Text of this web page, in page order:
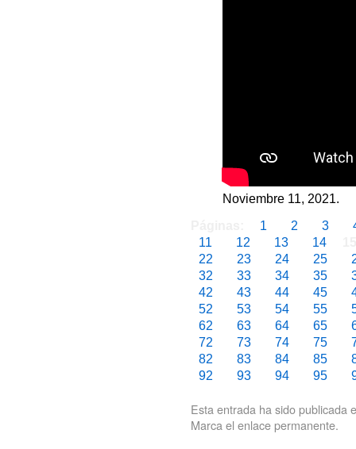
Noviembre 11, 2021.
1 2 3
11
12 13 14
22
23 24 25
32
33 34 35
42
43 44 45
52
53 54 55
62
63 64 65
72
73 74 75
82
83 84 85
92
93 94 95
Esta entrada ha sido publicada
Marca el enlace permanente.